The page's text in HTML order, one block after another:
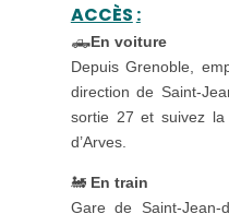
ACCÈS :
🛻En voiture
Depuis Grenoble,
direction de Saint-
sortie 27 et suivez la
d’Arves.
🚂 En train
Gare de Saint-Jean-